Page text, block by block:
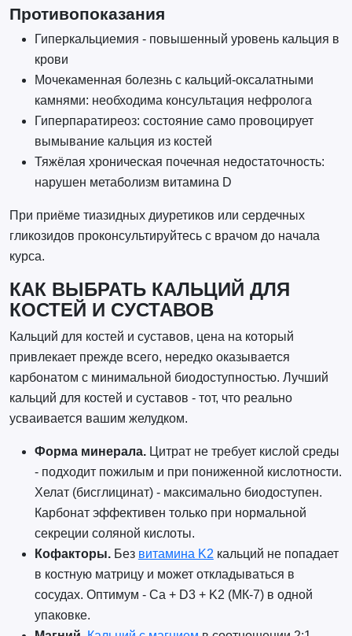
Противопоказания
Гиперкальциемия - повышенный уровень кальция в
крови
Мочекаменная болезнь с кальций-оксалатными
камнями: необходима консультация нефролога
Гиперпаратиреоз: состояние само провоцирует
вымывание кальция из костей
Тяжёлая хроническая почечная недостаточность:
нарушен метаболизм витамина D
При приёме тиазидных диуретиков или сердечных
гликозидов проконсультируйтесь с врачом до начала
курса.
КАК ВЫБРАТЬ КАЛЬЦИЙ ДЛЯ
КОСТЕЙ И СУСТАВОВ
Кальций для костей и суставов, цена на который
привлекает прежде всего, нередко оказывается
карбонатом с минимальной биодоступностью. Лучший
кальций для костей и суставов - тот, что реально
усваивается вашим желудком.
Форма минерала.Цитрат не требует кислой среды
- подходит пожилым и при пониженной кислотности.
Хелат (бисглицинат) - максимально биодоступен.
Карбонат эффективен только при нормальной
секреции соляной кислоты.
Кофакторы.Без витамина K2 кальций не попадает
в костную матрицу и может откладываться в
сосудах. Оптимум - Ca + D3 + K2 (МК-7) в одной
упаковке.